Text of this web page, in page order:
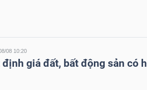
08 10:20
định giá đất, bất động sản có